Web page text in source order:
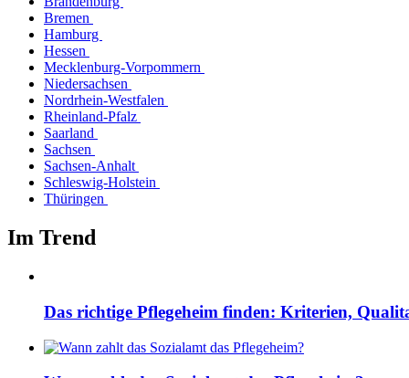
Bremen
Hamburg
Hessen
Mecklenburg-Vorpommern
Niedersachsen
Nordrhein-Westfalen
Rheinland-Pfalz
Saarland
Sachsen
Sachsen-Anhalt
Schleswig-Holstein
Thüringen
Im Trend
Das richtige Pflegeheim finden: Kriterien,